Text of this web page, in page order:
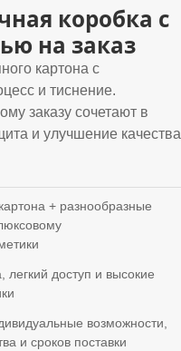
коробка с
на заказ
картона с
и тиснение.
заказу сочетают в
и улучшение качества
+ разнообразные
легкий доступ и высокие
возможности,
и сроков поставки